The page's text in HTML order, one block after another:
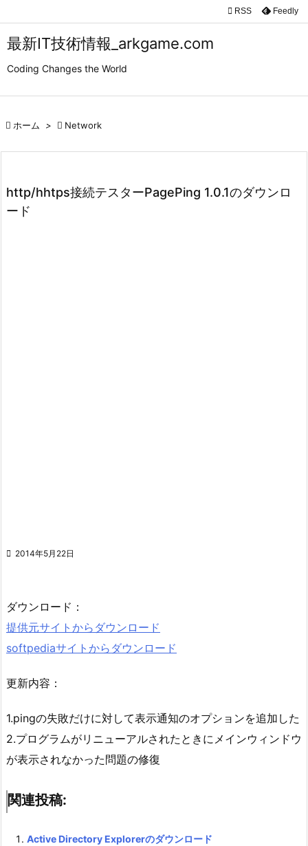
最新IT技術情報_arkgame.com
Coding Changes the World


検索
 RSS Feedly
 ホーム >  Network
http/hhtps接続テスターPagePing 1.0.1のダウンロ
ード
 2014年5月22日
ダウンロード：
提供元サイトからダウンロード
softpediaサイトからダウンロード
更新内容：
1.pingの失敗だけに対して表示通知のオプションを追加した
2.プログラムがリニューアルされたときにメインウィンドウ
が表示されなかった問題の修復
関連投稿:
Active Directory Explorerのダウンロード